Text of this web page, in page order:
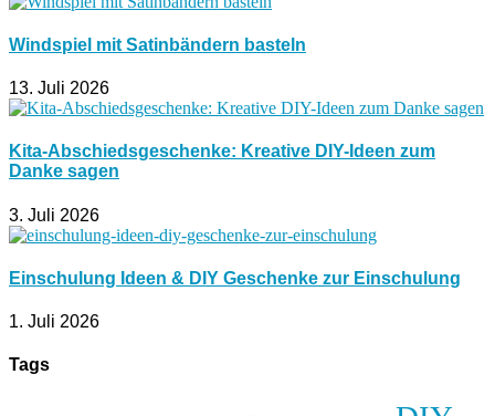
Windspiel mit Satinbändern basteln
13. Juli 2026
Kita-Abschiedsgeschenke: Kreative DIY-Ideen zum
Danke sagen
3. Juli 2026
Einschulung Ideen & DIY Geschenke zur Einschulung
1. Juli 2026
Tags